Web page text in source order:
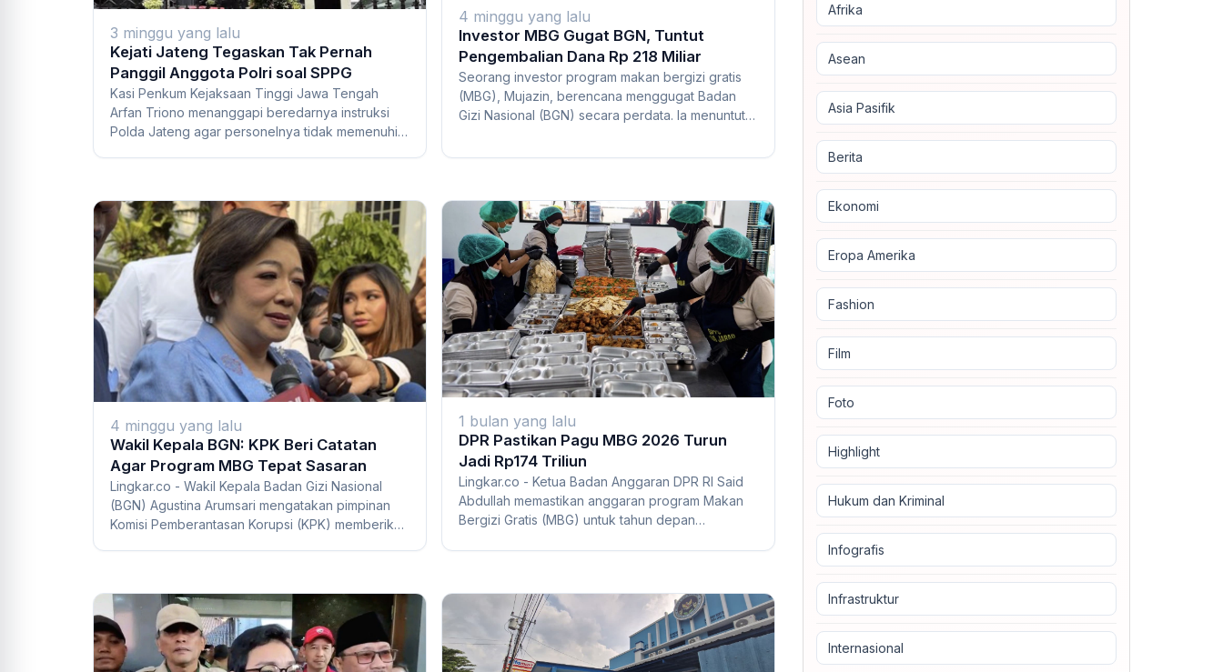
3 minggu yang lalu
Kejati Jateng Tegaskan Tak Pernah
Panggil Anggota Polri soal SPPG
Kasi Penkum Kejaksaan Tinggi Jawa Tengah
Arfan Triono menanggapi beredarnya instruksi
Polda Jateng agar personelnya tidak memenuhi
4 minggu yang lalu
Investor MBG Gugat BGN, Tuntut
Pengembalian Dana Rp 218 Miliar
Seorang investor program makan bergizi gratis
(MBG), Mujazin, berencana menggugat Badan
Gizi Nasional (BGN) secara perdata. Ia menuntut
4 minggu yang lalu
Wakil Kepala BGN: KPK Beri Catatan
Agar Program MBG Tepat Sasaran
Lingkar.co - Wakil Kepala Badan Gizi Nasional
(BGN) Agustina Arumsari mengatakan pimpinan
Komisi Pemberantasan Korupsi (KPK) memberikan
1 bulan yang lalu
DPR Pastikan Pagu MBG 2026 Turun
Jadi Rp174 Triliun
Lingkar.co - Ketua Badan Anggaran DPR RI Said
Abdullah memastikan anggaran program Makan
Bergizi Gratis (MBG) untuk tahun depan
Afrika
Asean
Asia Pasifik
Berita
Ekonomi
Eropa Amerika
Fashion
Film
Foto
Highlight
Hukum dan Kriminal
Infografis
Infrastruktur
Internasional